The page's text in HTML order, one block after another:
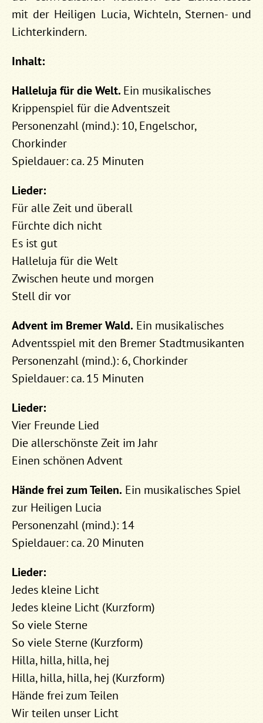
mit der Heiligen Lucia, Wichteln, Sternen- und
Lichterkindern.
Inhalt:
Halleluja für die Welt. Ein musikalisches
Krippenspiel für die Adventszeit
Personenzahl (mind.): 10, Engelschor,
Chorkinder
Spieldauer: ca. 25 Minuten
Lieder:
Für alle Zeit und überall
Fürchte dich nicht
Es ist gut
Halleluja für die Welt
Zwischen heute und morgen
Stell dir vor
Advent im Bremer Wald. Ein musikalisches
Adventsspiel mit den Bremer Stadtmusikanten
Personenzahl (mind.): 6, Chorkinder
Spieldauer: ca. 15 Minuten
Lieder:
Vier Freunde Lied
Die allerschönste Zeit im Jahr
Einen schönen Advent
Hände frei zum Teilen. Ein musikalisches Spiel
zur Heiligen Lucia
Personenzahl (mind.): 14
Spieldauer: ca. 20 Minuten
Lieder:
Jedes kleine Licht
Jedes kleine Licht (Kurzform)
So viele Sterne
So viele Sterne (Kurzform)
Hilla, hilla, hilla, hej
Hilla, hilla, hilla, hej (Kurzform)
Hände frei zum Teilen
Wir teilen unser Licht